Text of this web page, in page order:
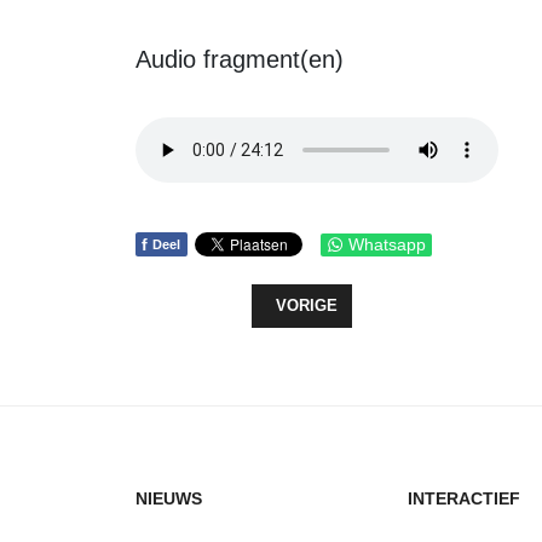
Audio fragment(en)
f Deel Whatsapp
VORIG ARTIKEL: WETHOUDER
VORIGE
NIEUWS INTERACTIEF